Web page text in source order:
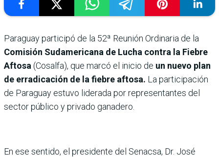
Paraguay participó de la 52ª Reunión Ordinaria de la
Comisión Sudamericana de Lucha contra la Fiebre
Aftosa (Cosalfa), que marcó el inicio de un nuevo plan
de erradicación de la fiebre aftosa. La participación
de Paraguay estuvo liderada por representantes del
sector público y privado ganadero.
En ese sentido, el presidente del Senacsa, Dr. José